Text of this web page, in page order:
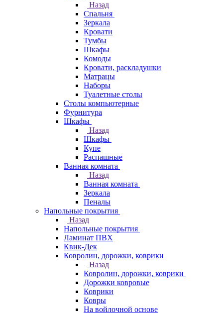
Назад
Спальня
Зеркала
Кровати
Тумбы
Шкафы
Комоды
Кровати, раскладушки
Матрацы
Наборы
Туалетные столы
Столы компьютерные
Фурнитура
Шкафы
Назад
Шкафы
Купе
Распашные
Ванная комната
Назад
Ванная комната
Зеркала
Пеналы
Напольные покрытия
Назад
Напольные покрытия
Ламинат ПВХ
Квик-Дек
Ковролин, дорожки, коврики
Назад
Ковролин, дорожки, коврики
Дорожки ковровые
Коврики
Ковры
На войлочной основе